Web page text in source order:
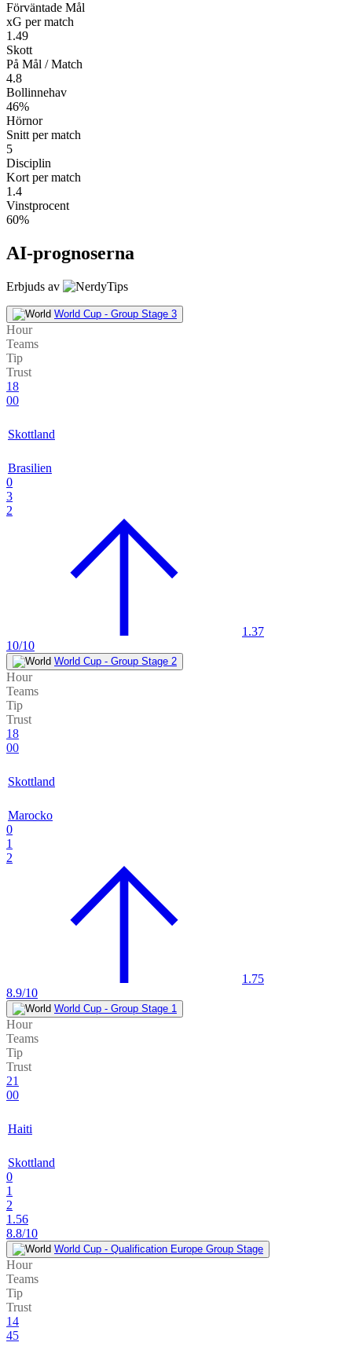
Förväntade Mål
xG per match
1.49
Skott
På Mål / Match
4.8
Bollinnehav
46%
Hörnor
Snitt per match
5
Disciplin
Kort per match
1.4
Vinstprocent
60%
AI-prognoserna
Erbjuds av
World Cup - Group Stage 3
Hour
Teams
Tip
Trust
18
00
Skottland
Brasilien
0
3
2
1.37
10/10
World Cup - Group Stage 2
Hour
Teams
Tip
Trust
18
00
Skottland
Marocko
0
1
2
1.75
8.9/10
World Cup - Group Stage 1
Hour
Teams
Tip
Trust
21
00
Haiti
Skottland
0
1
2
1.56
8.8/10
World Cup - Qualification Europe Group Stage
Hour
Teams
Tip
Trust
14
45